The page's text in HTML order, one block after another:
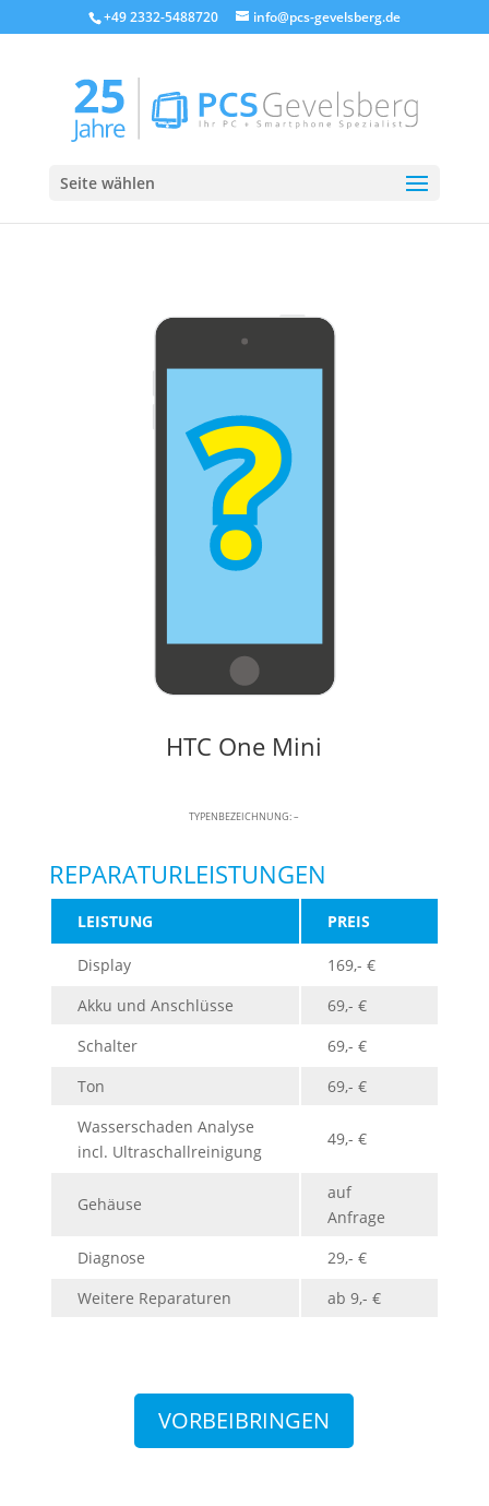
+49 2332-5488720 info@pcs-gevelsberg.de
Seite wählen
HTC One Mini
TYPENBEZEICHNUNG: –
REPARATURLEISTUNGEN
LEISTUNG PREIS
Display
169,- €
Akku und Anschlüsse
69,- €
Schalter
69,- €
Ton
69,- €
Wasserschaden Analyse
incl. Ultraschallreinigung
49,- €
Gehäuse
auf
Anfrage
Diagnose
29,- €
Weitere Reparaturen
ab 9,- €
VORBEIBRINGEN